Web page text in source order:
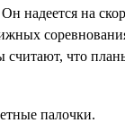
надеется на
считают, что
палочки.